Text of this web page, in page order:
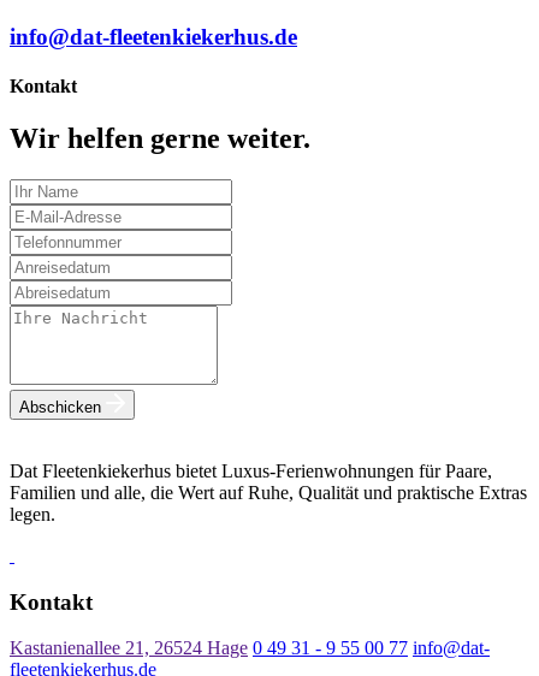
info@dat-fleetenkiekerhus.de
Kontakt
Wir helfen gerne weiter.
Abschicken
Dat Fleetenkiekerhus bietet Luxus-Ferienwohnungen für Paare,
Familien und alle, die Wert auf Ruhe, Qualität und praktische Extras
legen.
Kontakt
Kastanienallee 21, 26524 Hage 0 49 31 - 9 55 00 77 info@dat-
fleetenkiekerhus.de